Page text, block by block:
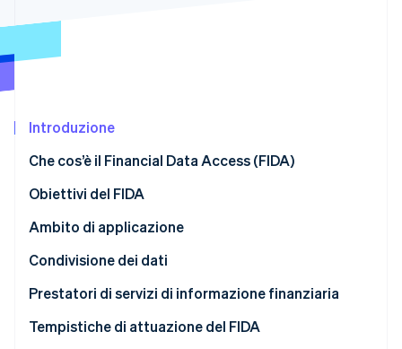
Prevenzione delle frodi
Climate
Identity
Verifica online dell'identità
Stripe Sessions 2026
Guarda ora
Introduzione
Che cos’è il Financial Data Access (FIDA)
Obiettivi del FIDA
Ambito di applicazione
Condivisione dei dati
Obblighi dei titolari dei dati
Obblighi degli utenti dei dati
Prestatori di servizi di informazione finanziaria
Tempistiche di attuazione del FIDA